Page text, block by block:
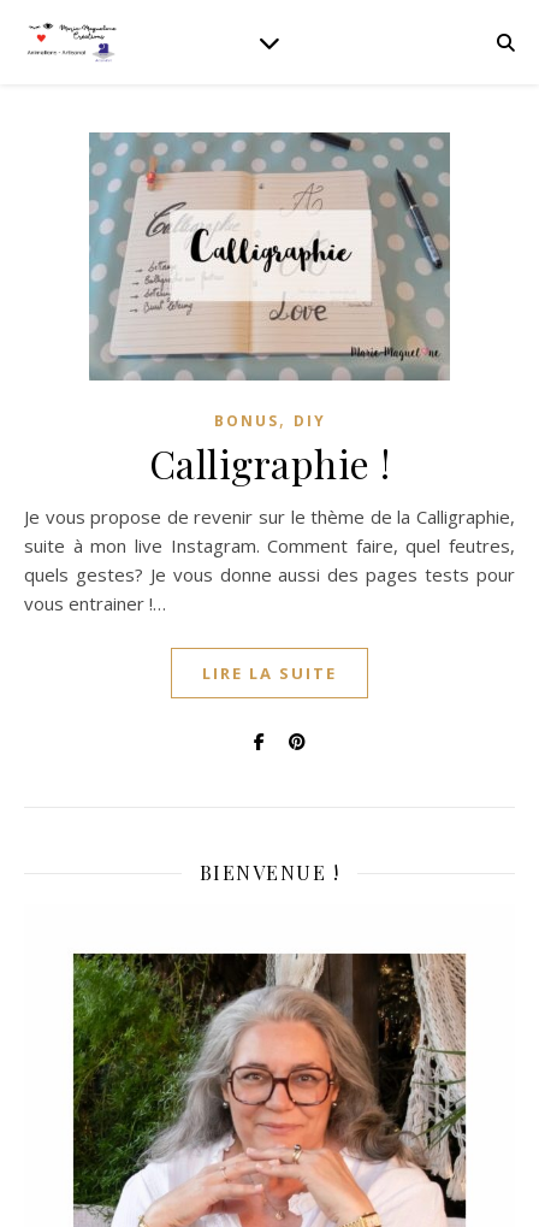
BONUS, DIY
Calligraphie !
Je vous propose de revenir sur le thème de la Calligraphie,
suite à mon live Instagram. Comment faire, quel feutres,
quels gestes? Je vous donne aussi des pages tests pour
vous entrainer !…
LIRE LA SUITE
BIENVENUE !